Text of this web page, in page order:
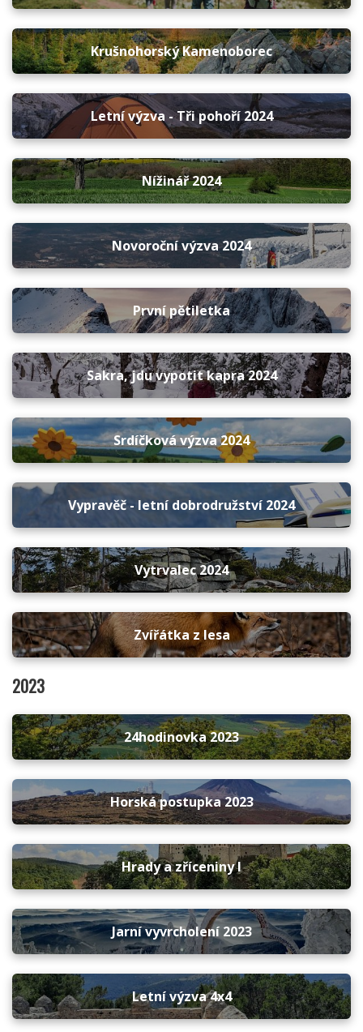
Krušnohorský Kamenoborec
Letní výzva - Tři pohoří 2024
Nížinář 2024
Novoroční výzva 2024
První pětiletka
Sakra, jdu vypotit kapra 2024
Srdíčková výzva 2024
Vypravěč - letní dobrodružství 2024
Vytrvalec 2024
Zvířátka z lesa
2023
24hodinovka 2023
Horská postupka 2023
Hrady a zříceniny I
Jarní vyvrcholení 2023
Letní výzva 4x4